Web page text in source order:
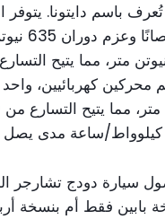
باسم دايتونا. يتوفر
القوة:
فيضم محركين كهربائيين،
سيارة دودج تشارجر
فقط أم بنسخة